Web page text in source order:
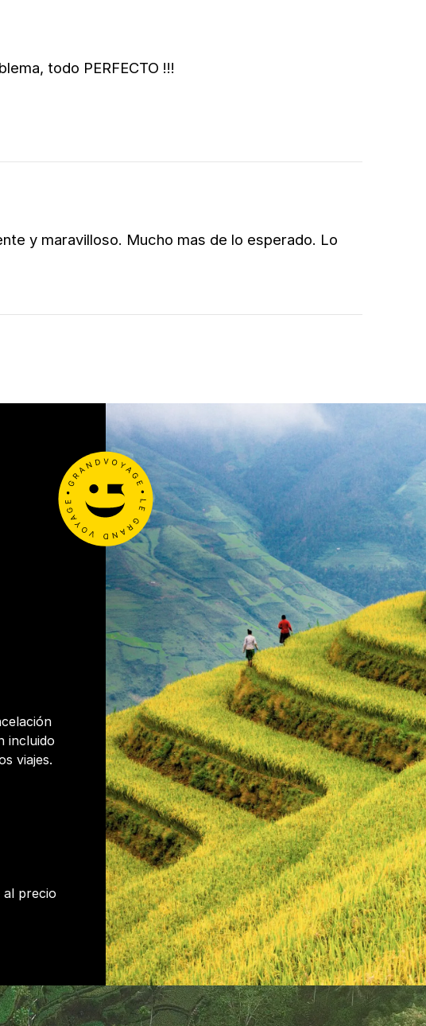
todo PERFECTO !!!
y maravilloso. Mucho mas de lo esperado. Lo
incluido
viajes.
precio